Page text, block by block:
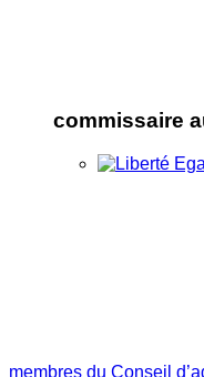
commissaire
membres du Conseil